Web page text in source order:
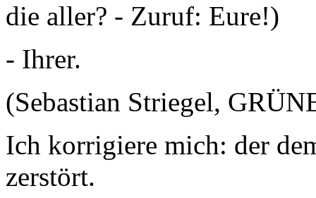
die aller? - Zuruf: Eure!)
- Ihrer.
(Sebastian Striegel,
Ich korrigiere mich: der
zerstört.